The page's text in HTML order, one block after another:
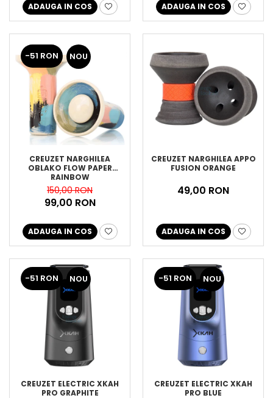
ADAUGA IN COS ADAUGA IN COS
-51 RON NOU
CREUZET NARGHILEA
OBLAKO FLOW PAPER
RAINBOW
150,00 RON
99,00 RON
ADAUGA IN COS
CREUZET NARGHILEA APPO
FUSION ORANGE
49,00 RON
ADAUGA IN COS
-51 RON NOU
CREUZET ELECTRIC XKAH
PRO GRAPHITE
-51 RON NOU
CREUZET ELECTRIC XKAH
PRO BLUE